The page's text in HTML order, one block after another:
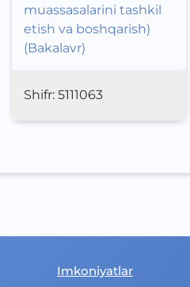
muassasalarini tashkil
etish va boshqarish)
(Bakalavr)
Shifr: 5111063
Imkoniyatlar